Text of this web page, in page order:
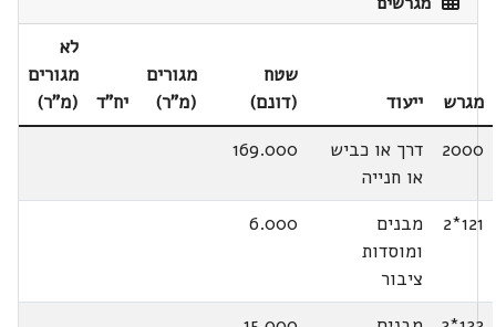
מגרש ייעוד
שטח
(דונם)
מגורים
(מ"ר)
יח"ד
לא
מגורים
(מ"ר)
2000
דרך או כביש
או חנייה
169.000
121*2
מבנים
ומוסדות
ציבור
6.000